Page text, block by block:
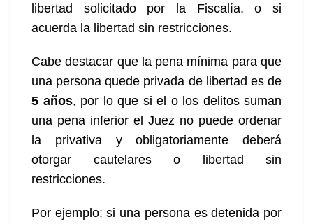
libertad solicitado por la Fiscalía, o si
acuerda la libertad sin restricciones.
Cabe destacar que la pena mínima para que
una persona quede privada de libertad es de
5 años, por lo que si el o los delitos suman
una pena inferior el Juez no puede ordenar
la privativa y obligatoriamente deberá
otorgar cautelares o libertad sin
restricciones.
Por ejemplo: si una persona es detenida por